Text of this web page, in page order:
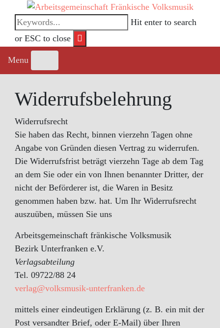
content
Hit enter to search
or ESC to close
Menu
Widerrufsbelehrung
Widerrufsrecht
Sie haben das Recht, binnen vierzehn Tagen ohne
Angabe von Gründen diesen Vertrag zu widerrufen.
Die Widerrufsfrist beträgt vierzehn Tage ab dem Tag
an dem Sie oder ein von Ihnen benannter Dritter, der
nicht der Beförderer ist, die Waren in Besitz
genommen haben bzw. hat. Um Ihr Widerrufsrecht
auszuüben, müssen Sie uns
Arbeitsgemeinschaft fränkische Volksmusik
Bezirk Unterfranken e.V.
Verlagsabteilung
Tel. 09722/88 24
verlag@volksmusik-unterfranken.de
mittels einer eindeutigen Erklärung (z. B. ein mit der
Post versandter Brief, oder E-Mail) über Ihren